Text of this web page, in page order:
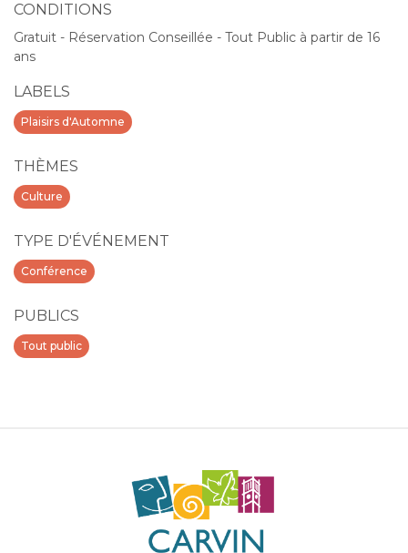
CONDITIONS
Gratuit - Réservation Conseillée - Tout Public à partir de 16
ans
LABELS
Plaisirs d'Automne
THÈMES
Culture
TYPE D'ÉVÉNEMENT
Conférence
PUBLICS
Tout public